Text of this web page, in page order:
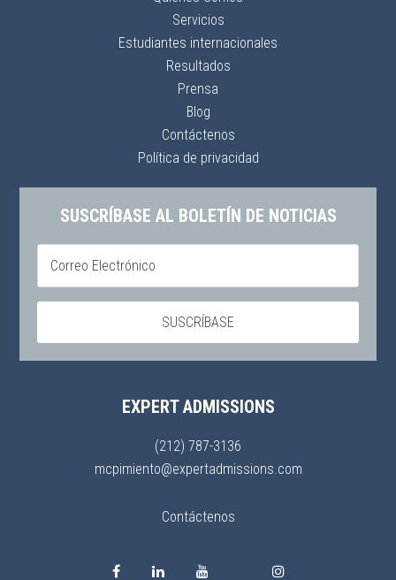
Servicios
Estudiantes internacionales
Resultados
Prensa
Blog
Contáctenos
Política de privacidad
SUSCRÍBASE AL BOLETÍN DE NOTICIAS
EXPERT ADMISSIONS
(212) 787-3136
mcpimiento@expertadmissions.com
Contáctenos